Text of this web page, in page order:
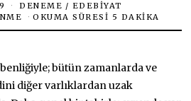
DENEME / EDEBIYAT
OKUMA SÜRESI 5 DAKIKA
bütün zamanlarda ve
diğer varlıklardan uzak